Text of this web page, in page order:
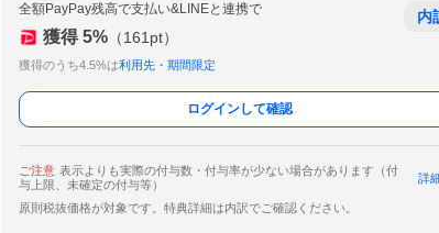
全額PayPay残高で支払い&LINEと連携で
獲得 5% （161 pt）
獲得のうち4.5%は利用先・期間限定
内
ログインして確認
ご注意 表示よりも実際の付与数・付与率が少ない場合があります（付
与上限、未確定の付与等）
詳
原則税抜価格が対象です。特典詳細は内訳でご確認ください。